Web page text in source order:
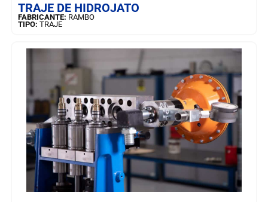
TRAJE DE HIDROJATO
FABRICANTE: RAMBO
TIPO: TRAJE
SAIBA MAIS